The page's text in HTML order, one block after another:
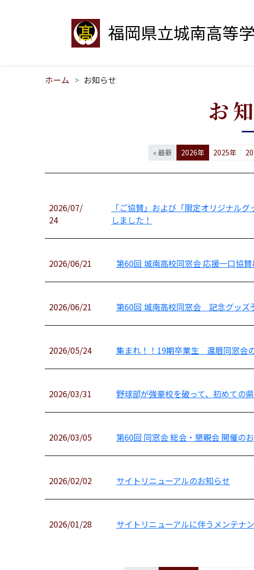
福岡県立城南高等
ホーム お知らせ
お
« 最新 2026年 2025年
2026/07/
24
「ご協賛」および「限定オリジナル
しました！
2026/06/21 第60回 城南高校同窓会 応援一口協
2026/06/21 第60回 城南高校同窓会 記念グッズ
2026/05/24 集まれ！！19期卒業生 還暦同窓会
2026/03/31 野球部が強豪校を破って、初めての
2026/03/05 第60回 同窓会 総会・懇親会 開催の
2026/02/02 サイトリニューアルのお知らせ
2026/01/28 サイトリニューアルに伴うメンテナ